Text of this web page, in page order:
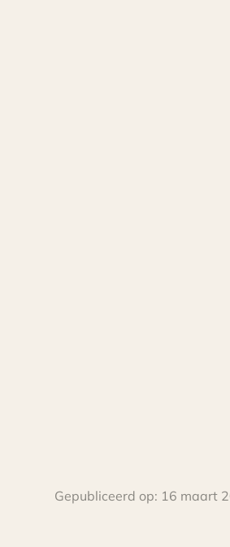
Gepubliceerd op: 16 maart